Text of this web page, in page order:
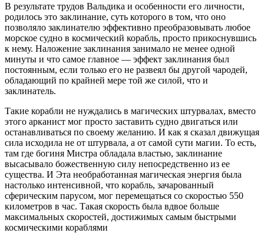
В результате трудов Вальдика и особенности его личности,
родилось это заклинание, суть которого в том, что оно
позволяло заклинателю эффективно преобразовывать любое
морское судно в космический корабль, просто прикоснувшись
к нему. Наложение заклинания занимало не менее одной
минуты и что самое главное — эффект заклинания был
постоянным, если только его не развеял бы другой чародей,
обладающий по крайней мере той же силой, что и
заклинатель.
Такие корабли не нуждались в магических штурвалах, вместо
этого арканист мог просто заставить судно двигаться или
останавливаться по своему желанию. И как я сказал движущая
сила исходила не от штурвала, а от самой сути магии. То есть,
там где богиня Мистра обладала властью, заклинание
высасывало божественную силу непосредственно из ее
существа. И Эта необработанная магическая энергия была
настолько интенсивной, что корабль, зачарованный
сферическим парусом, мог перемещаться со скоростью 550
километров в час. Такая скорость была вдвое больше
максимальных скоростей, достижимых самым быстрыми
космическими кораблями